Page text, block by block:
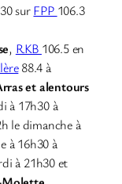
surFPP 106.3
, RKB 106.5 en
88.4 à
et alentours
à 17h30 à
le dimanche à
à 16h30 à
à 21h30 et